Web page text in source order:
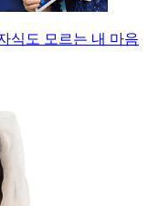
식도 모르는 내 마음